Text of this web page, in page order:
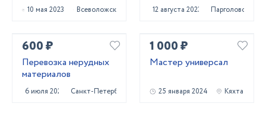
10 мая 2023 Всеволожск 12 августа 2023 Парголово
600 ₽
Перевозка нерудных
материалов
6 июля 2023 Санкт-Петербург
1 000 ₽
Мастер универсал
25 января 2024 Кяхта